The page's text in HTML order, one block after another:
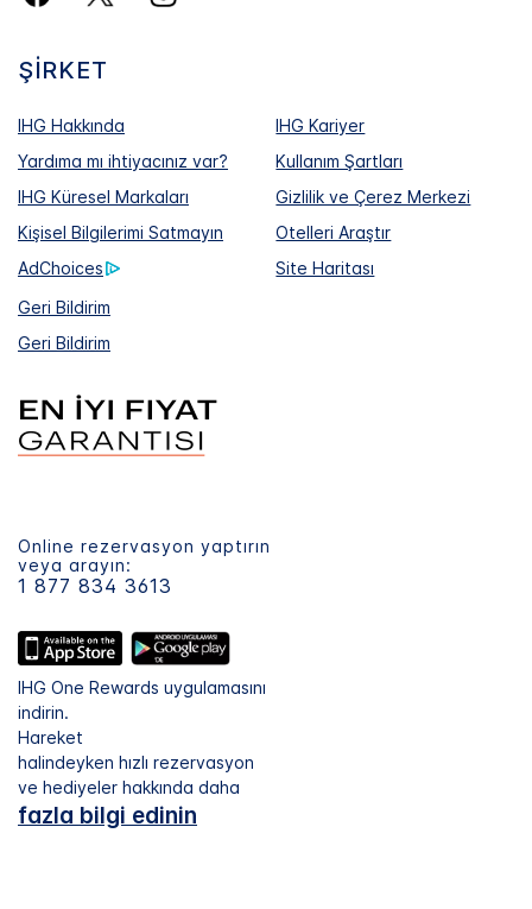
ŞIRKET
IHG Hakkında
IHG Kariyer
Yardıma mı ihtiyacınız var?
Kullanım Şartları
IHG Küresel Markaları
Gizlilik ve Çerez Merkezi
Kişisel Bilgilerimi Satmayın
Otelleri Araştır
AdChoices
Site Haritası
Geri Bildirim
Geri Bildirim
Online rezervasyon yaptırın
veya arayın:
1 877 834 3613
IHG One Rewards uygulamasını
indirin.
Hareket
halindeyken hızlı rezervasyon
ve hediyeler hakkında daha
fazla bilgi edinin